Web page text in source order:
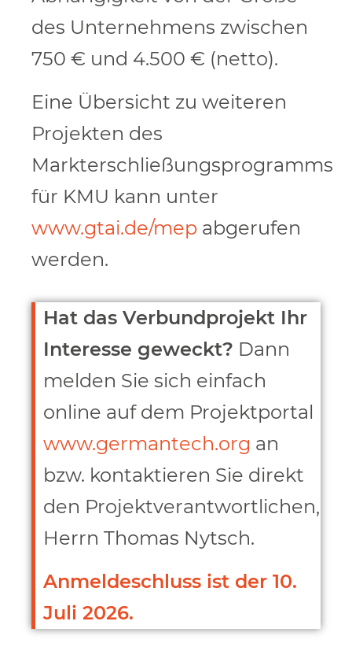
des Unternehmens zwischen
750 € und 4.500 € (netto).
Eine Übersicht zu weiteren
Projekten des
Markterschließungsprogramms
für KMU kann unter
www.gtai.de/mep abgerufen
werden.
Hat das Verbundprojekt Ihr
Interesse geweckt? Dann
melden Sie sich einfach
online auf dem Projektportal
www.germantech.org an
bzw. kontaktieren Sie direkt
den Projektverantwortlichen,
Herrn Thomas Nytsch.
Anmeldeschluss ist der 10.
Juli 2026.